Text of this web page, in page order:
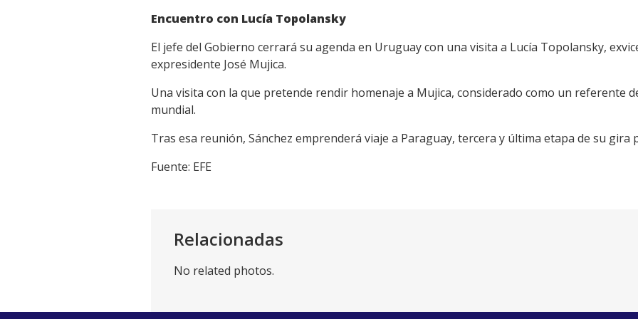
Encuentro con Lucía Topolansky
El jefe del Gobierno cerrará su agenda en Uruguay con una visita a Lucía Topolansky,
expresidente José Mujica.
Una visita con la que pretende rendir homenaje a Mujica, considerado como un referente
mundial.
Tras esa reunión, Sánchez emprenderá viaje a Paraguay, tercera y última etapa de su gira
Fuente: EFE
Relacionadas
No related photos.